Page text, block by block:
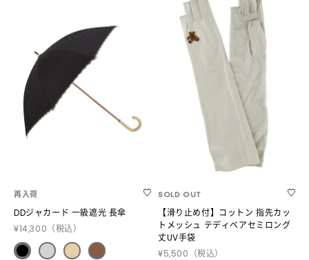
再入荷
DDジャカード 一級遮光 長傘
¥14,300 （税込）
SOLD OUT
【滑り止め付】コットン 指先カッ
トメッシュ テディベアセミロング
丈UV手袋
¥5,500 （税込）